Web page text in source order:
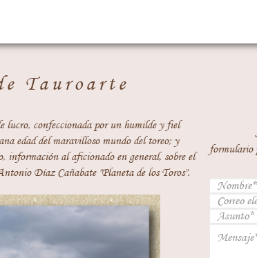
Tauroarte
lucro, confeccionada por un humilde y fiel
edad del maravilloso mundo del toreo; y
información al aficionado en general, sobre el
Díaz Cañabate "Planeta de los Toros".
formulario